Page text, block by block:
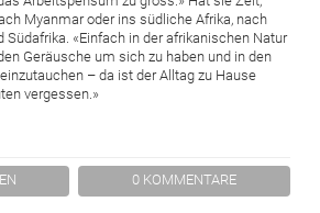
Myanmar oder ins südliche Afrika, nach
Südafrika. «Einfach in der afrikanischen Natur
Geräusche um sich zu haben und in den
– da ist der Alltag zu Hause
vergessen.»
0 KOMMENTARE